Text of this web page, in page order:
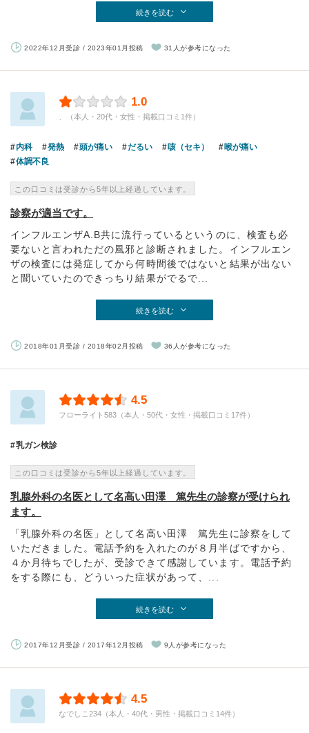
続きを読む
2022年12月受診 / 2023年01月投稿 31人が参考になった
1.0
、（本人・20代・女性・掲載口コミ1件）
内科 発熱 頭が痛い だるい 咳（セキ）
喉が痛い
体調不良
この口コミは受診から5年以上経過しています。
診察が適当です。
インフルエンザA.B共に流行っているというのに、検査も必
要ないと言われただの風邪と診断されました。インフルエン
ザの検査には発症してから何時間後ではないと結果が出ない
と聞いていたのできっちり結果がでるで...
続きを読む
2018年01月受診 / 2018年02月投稿 36人が参考になった
4.5
フローライト583（本人・50代・女性・掲載口コミ17件）
乳ガン検診
この口コミは受診から5年以上経過しています。
乳腺外科の名医として名高い田澤 篤先生の診察が受けられ
ます。
「乳腺外科の名医」として名高い田澤 篤先生に診察をして
いただきました。電話予約を入れたのが８月半ばですから、
４か月待ちでしたが、受診できて感謝しています。電話予約
をする際にも、どういった症状があって、...
続きを読む
2017年12月受診 / 2017年12月投稿 9人が参考になった
4.5
なでしこ234（本人・40代・男性・掲載口コミ14件）